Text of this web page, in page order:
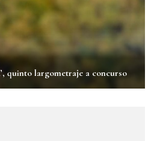
quinto largometraje a concurso